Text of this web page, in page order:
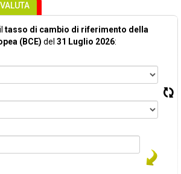
tasso di cambio di riferimento della
(BCE) del 31 Luglio 2026: